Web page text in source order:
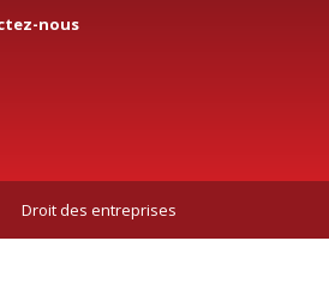
nous
Droit des entreprises